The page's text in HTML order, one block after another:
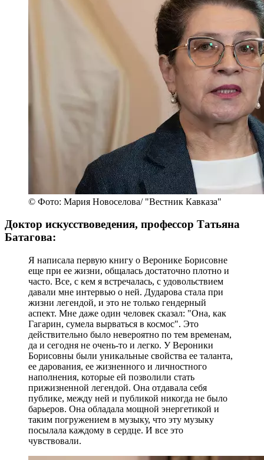
© Фото: Мария Новоселова/ "Вестник Кавказа"
Доктор искусствоведения, профессор Татьяна
Батагова:
Я написала первую книгу о Веронике Борисовне
еще при ее жизни, общалась достаточно плотно и
часто. Все, с кем я встречалась, с удовольствием
давали мне интервью о ней. Дударова стала при
жизни легендой, и это не только гендерный
аспект. Мне даже один человек сказал: "Она, как
Гагарин, сумела вырваться в космос". Это
действительно было невероятно по тем временам,
да и сегодня не очень-то и легко. У Вероники
Борисовны были уникальные свойства ее таланта,
ее дарования, ее жизненного и личностного
наполнения, которые ей позволили стать
прижизненной легендой. Она отдавала себя
публике, между ней и публикой никогда не было
барьеров. Она обладала мощной энергетикой и
таким погружением в музыку, что эту музыку
посылала каждому в сердце. И все это
чувствовали.